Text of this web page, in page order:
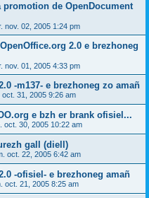
promotion de OpenDocument
nov. 02, 2005 1:24 pm
2.0 e brezhoneg
nov. 01, 2005 4:33 pm
-m137- e brezhoneg zo amañ
oct. 31, 2005 9:26 am
e bzh er brank ofisiel...
oct. 30, 2005 10:22 am
gall (diell)
oct. 22, 2005 6:42 am
-ofisiel- e brezhoneg amañ
oct. 21, 2005 8:25 am